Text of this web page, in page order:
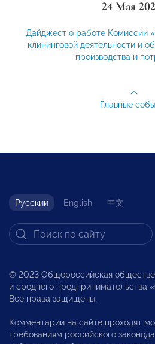
24 Мая
Дайджест о работе
клининговой деятельности и
производства и
Главные
Русский English 中文
© 2023 Общероссийская
и среднего
Все права защищены.
Комментарии на сайте проходят
требованиям российского